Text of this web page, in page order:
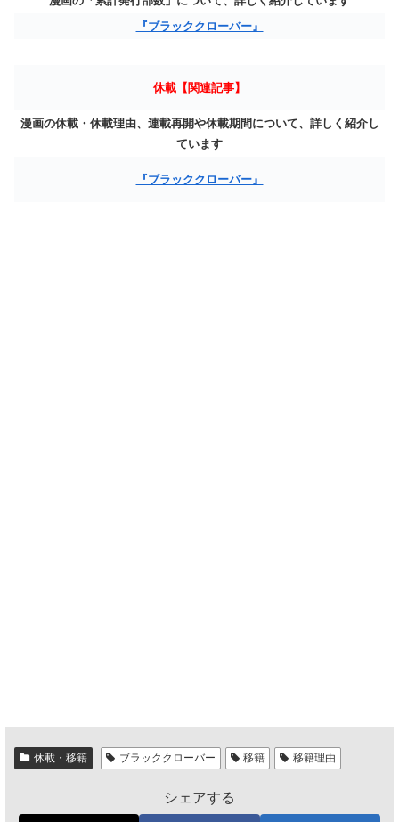
『ブラッククローバー』
休載【関連記事】
漫画の休載・休載理由、連載再開や休載期間について、詳しく紹介し
ています
『ブラッククローバー』
休載・移籍 ブラッククローバー 移籍 移籍理由
シェアする